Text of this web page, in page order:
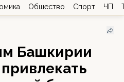
Общество Спорт ЧП
Башкирии